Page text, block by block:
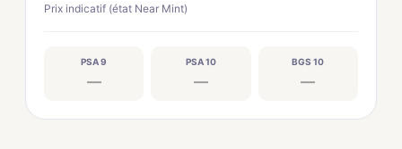
Prix indicatif (état Near Mint)
PSA 9
—
PSA 10
—
BGS 10
—